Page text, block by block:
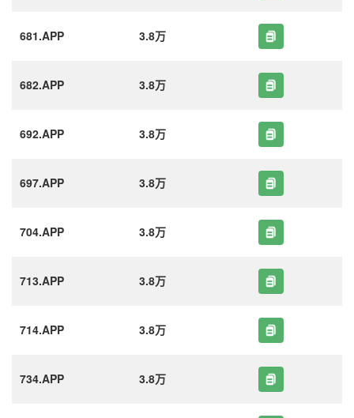
681.APP 3.8万
682.APP 3.8万
692.APP 3.8万
697.APP 3.8万
704.APP 3.8万
713.APP 3.8万
714.APP 3.8万
734.APP 3.8万